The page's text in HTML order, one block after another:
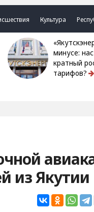
Культура
«Якутскэнерго» в
минусе:
кратный
тарифов?
из Якутии